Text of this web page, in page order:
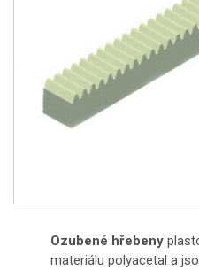
Ozubené hřebeny
materiálu polyacetal a